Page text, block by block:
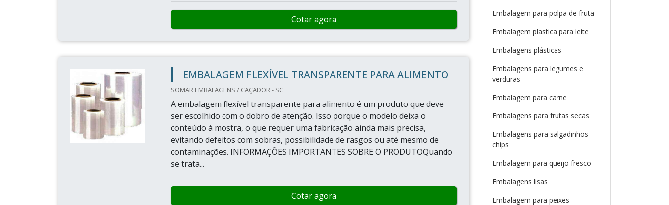
Cotar agora
EMBALAGEM FLEXÍVEL TRANSPARENTE PARA ALIMENTO
SOMAR EMBALAGENS / CAÇADOR - SC
A embalagem flexível transparente para alimento é um produto que deve
ser escolhido com o dobro de atenção. Isso porque o modelo deixa o
conteúdo à mostra, o que requer uma fabricação ainda mais precisa,
evitando defeitos com sobras, possibilidade de rasgos ou até mesmo de
contaminações. INFORMAÇÕES IMPORTANTES SOBRE O PRODUTOQuando
se trata...
Cotar agora
Embalagem para polpa de fruta
Embalagem plastica para leite
Embalagens plásticas
Embalagens para legumes e
verduras
Embalagem para carne
Embalagens para frutas secas
Embalagens para salgadinhos
chips
Embalagem para queijo fresco
Embalagens lisas
Embalagem para peixes